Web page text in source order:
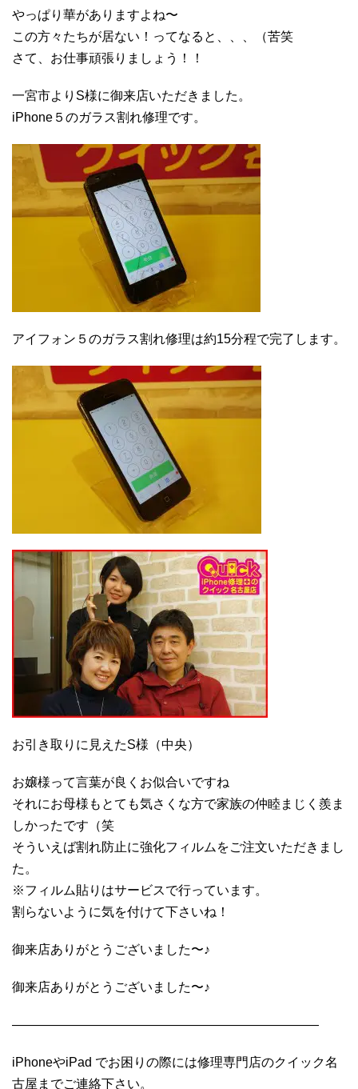
やっぱり華がありますよね〜
この方々たちが居ない！ってなると、、、（苦笑
さて、お仕事頑張りましょう！！
一宮市よりS様に御来店いただきました。
iPhone５のガラス割れ修理です。
アイフォン５のガラス割れ修理は約15分程で完了します。
お引き取りに見えたS様（中央）
お嬢様って言葉が良くお似合いですね
それにお母様もとても気さくな方で家族の仲睦まじく羨ま
しかったです（笑
そういえば割れ防止に強化フィルムをご注文いただきまし
た。
※フィルム貼りはサービスで行っています。
割らないように気を付けて下さいね！
御来店ありがとうございました〜♪
御来店ありがとうございました〜♪
————————————————————————
iPhoneやiPad でお困りの際には修理専門店のクイック名
古屋までご連絡下さい。